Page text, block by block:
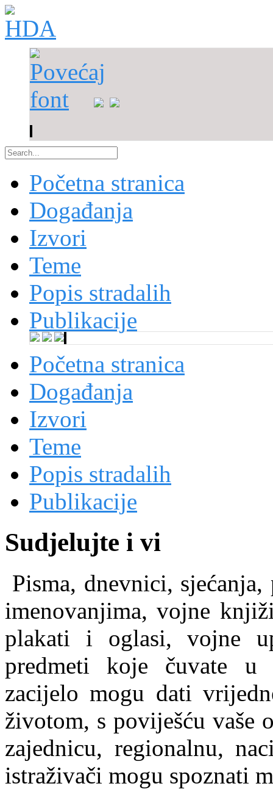
Početna stranica
Događanja
Izvori
Teme
Popis stradalih
Publikacije
Početna stranica
Događanja
Izvori
Teme
Popis stradalih
Publikacije
Sudjelujte i vi
Pisma, dnevnici,
imenovanjima, vojne
plakati i oglasi, vojne
predmeti koje čuvate u
zacijelo mogu dati
životom, s poviješću
zajednicu, regionalnu,
istraživači mogu spoznati